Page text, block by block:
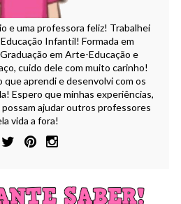
e uma professora feliz! Trabalhei
Infantil! Formada em
em Arte-Educação e
cuido dele com muito carinho!
aprendi e desenvolvi com os
Espero que minhas experiências,
ajudar outros professores
vida a fora!